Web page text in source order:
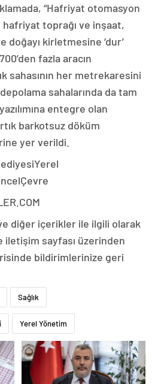
“Hafriyat otomasyon
toprağı ve inşaat,
doğayı kirletmesine ‘dur’
fazla aracın
sahasının her metrekaresini
sahalarında da tam
entegre olan
barkotsuz döküm
yer verildi.
diğer içerikler ile ilgili olarak
sayfası üzerinden
bildirimlerinize geri
Sağlık
Yerel Yönetim